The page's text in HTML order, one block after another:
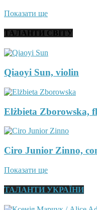
Показати ще
ТАЛАНТИ СВІТУ
Qiaoyi Sun, violin
Elżbieta Zborowska,
Ciro Junior Zinno,
Показати ще
ТАЛАНТИ УКРАЇНИ